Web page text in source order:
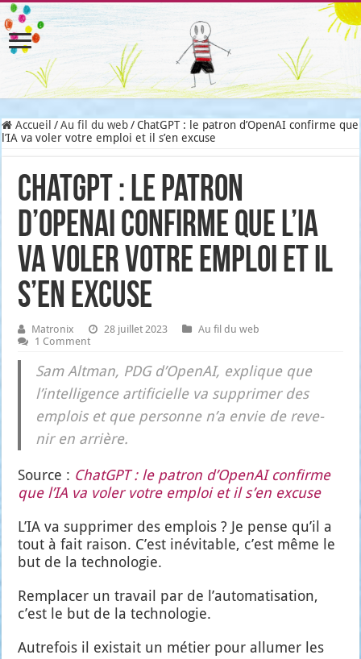
Accueil / Au fil du web / ChatGPT : le patron d’OpenAI confirme que
l’IA va voler votre emploi et il s’en excuse
ChatGPT : le patron
d’OpenAI confirme que l’IA
va voler votre emploi et il
s’en excuse
Matronix 28 juillet 2023
Au fil du web
1 Comment
Sam Alt­man, PDG d’O­pe­nAI, explique que
l’in­tel­li­gence arti­fi­cielle va sup­pri­mer des
emplois et que per­sonne n’a envie de reve­
nir en arrière.
Source : ChatGPT : le patron d’O­pe­nAI confirme
que l’IA va voler votre emploi et il s’en excuse
L’IA va sup­pri­mer des emplois ? Je pense qu’il a
tout à fait rai­son. C’est inévi­table, c’est même le
but de la tech­no­lo­gie.
Rem­pla­cer un tra­vail par de l’au­to­ma­ti­sa­tion,
c’est le but de la tech­no­lo­gie.
Autre­fois il exis­tait un métier pour allu­mer les